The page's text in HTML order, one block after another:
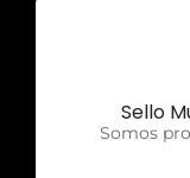
Sello
Somos